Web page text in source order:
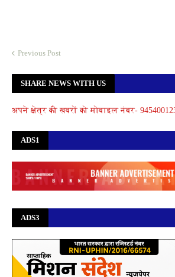
Previous Post
SHARE NEWS WITH US
अपने क्षेत्र की खबरों को मोबाइल नंबर-
ADS1
ADS3